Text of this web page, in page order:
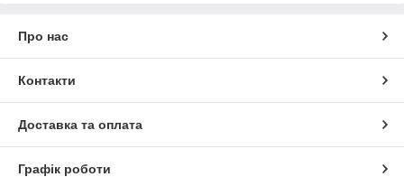
Про нас
Контакти
Доставка та оплата
Графік роботи